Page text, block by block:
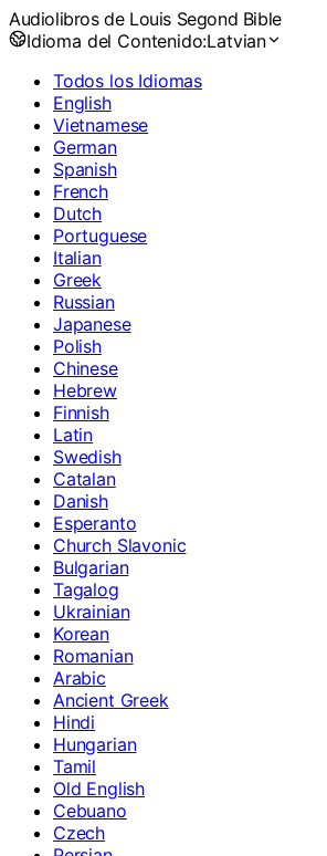
Audiolibros de Louis Segond Bible
Idioma del Contenido:Latvian
Todos los Idiomas
English
Vietnamese
German
Spanish
French
Dutch
Portuguese
Italian
Greek
Russian
Japanese
Polish
Chinese
Hebrew
Finnish
Latin
Swedish
Catalan
Danish
Esperanto
Church Slavonic
Bulgarian
Tagalog
Ukrainian
Korean
Romanian
Arabic
Ancient Greek
Hindi
Hungarian
Tamil
Old English
Cebuano
Czech